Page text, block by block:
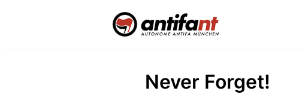
Never Forget!